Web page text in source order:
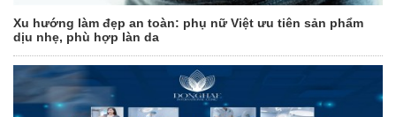
Xu hướng làm đẹp an toàn: phụ nữ Việt ưu tiên sản phẩm
dịu nhẹ, phù hợp làn da